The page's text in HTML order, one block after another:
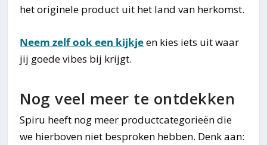
het originele product uit het land van herkomst.
Neem zelf ook een kijkjeen kies iets uit waar
jij goede vibes bij krijgt.
Nog veel meer te ontdekken
Spiru heeft nog meer productcategorieën die
we hierboven niet besproken hebben. Denk aan: